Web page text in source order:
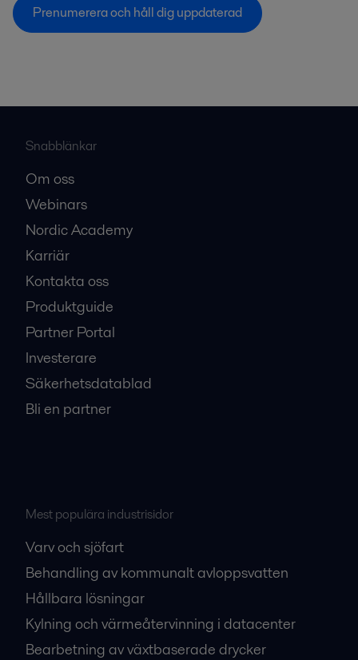
Prenumerera och håll dig uppdaterad
Snabblänkar
Om oss
Webinars
Nordic Academy
Karriär
Kontakta oss
Produktguide
Partner Portal
Investerare
Säkerhetsdatablad
Bli en partner
Mest populära industrisidor
Varv och sjöfart
Behandling av kommunalt avloppsvatten
Hållbara lösningar
Kylning och värmeåtervinning i datacenter
Bearbetning av växtbaserade drycker